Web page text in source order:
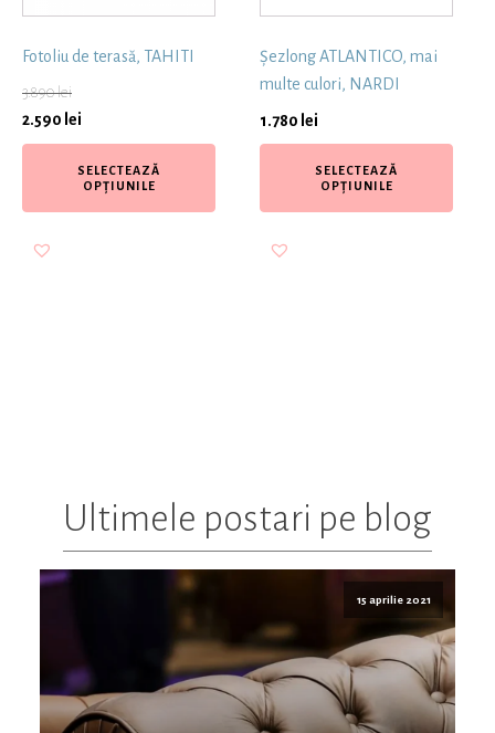
Fotoliu de terasă, TAHITI
3.890lei
2.590 lei
SELECTEAZĂ
OPȚIUNILE
Șezlong ATLANTICO, mai
multe culori, NARDI
1.780 lei
SELECTEAZĂ
OPȚIUNILE
Ultimele postari pe blog
15 aprilie 2021